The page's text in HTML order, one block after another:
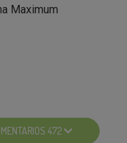
Maximum
vuestras cámaras
de un fabuloso
472